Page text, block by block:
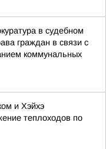
в судебном
граждан в связи с
коммунальных
и Хэйхэ
теплоходов по